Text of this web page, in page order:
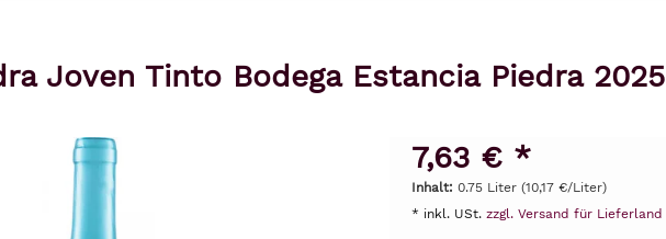
Joven Tinto Bodega Estancia Piedra 2025
7,63 € *
Inhalt: 0.75 Liter (10,17 €/Liter)
* inkl. USt. zzgl. Versand für Lieferland